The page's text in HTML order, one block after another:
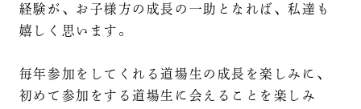
経験が、お子様方の成長の一助となれば、私達も
嬉しく思います。
毎年参加をしてくれる道場生の成長を楽しみに、
初めて参加をする道場生に会えることを楽しみ